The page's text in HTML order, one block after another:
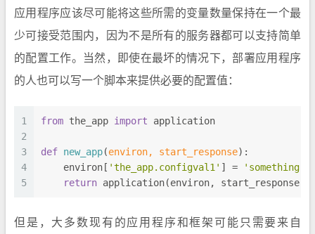
应用程序应该尽可能将这些所需的变量数量保持在一个最
少可接受范围内，因为不是所有的服务器都可以支持简单
的配置工作。当然，即使在最坏的情况下，部署应用程序
的人也可以写一个脚本来提供必要的配置值：
1
2
3
4
5
from the_app import application
def new_app(environ, start_response):
    environ[
'the_app.configval1' ] =
'something'
return application(environ, start_response)
但是，大多数现有的应用程序和框架可能只需要来自